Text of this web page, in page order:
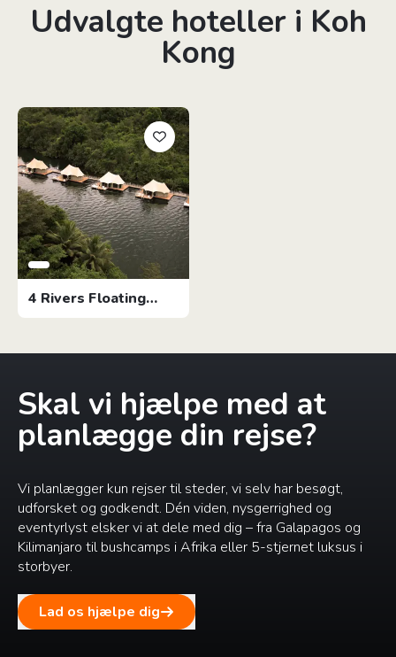
Udvalgte hoteller i Koh
Kong
4 Rivers Floating
Lodge
Skal vi hjælpe med at
planlægge din rejse?
Vi planlægger kun rejser til steder, vi selv har besøgt,
udforsket og godkendt. Dén viden, nysgerrighed og
eventyrlyst elsker vi at dele med dig – fra Galapagos og
Kilimanjaro til bushcamps i Afrika eller 5-stjernet luksus i
storbyer.
Lad os hjælpe dig